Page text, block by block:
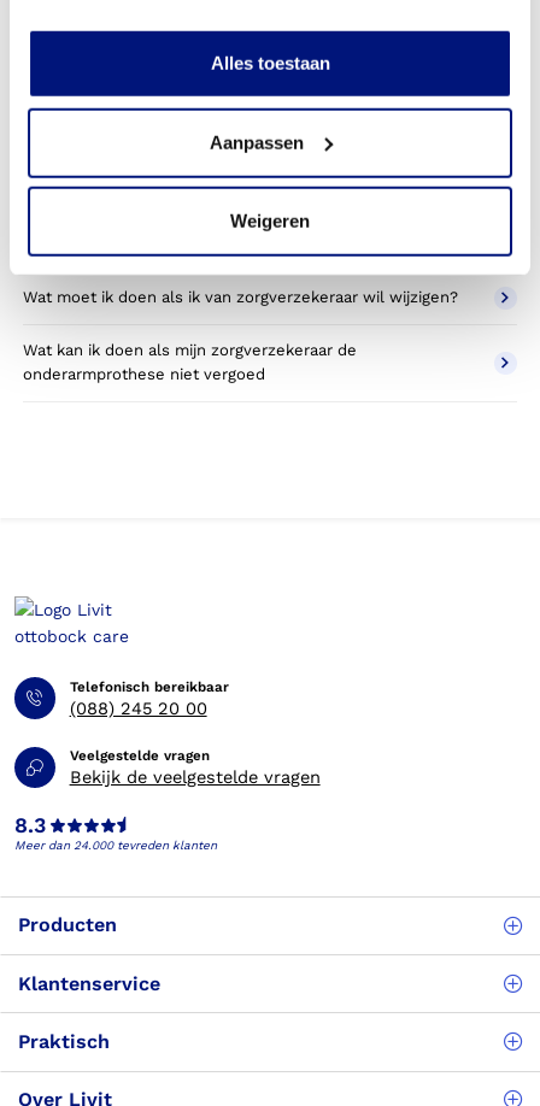
Alles toestaan
Aanpassen
Weigeren
Kan ik een reserve onderarmprothese vergoed krijgen?
Wat valt er binnen de vergoeding van een
onderarmprothese?
betaald door mijn zorgverzekering?
Wat moet ik doen als ik van zorgverzekeraar wil wijzigen?
Wat kan ik doen als mijn zorgverzekeraar de
onderarmprothese niet vergoed
Telefonisch bereikbaar
(088) 245 20 00
Veelgestelde vragen
Bekijk de veelgestelde vragen
8.3
Meer dan 24.000 tevreden klanten
Producten
Klantenservice
Praktisch
Over Livit